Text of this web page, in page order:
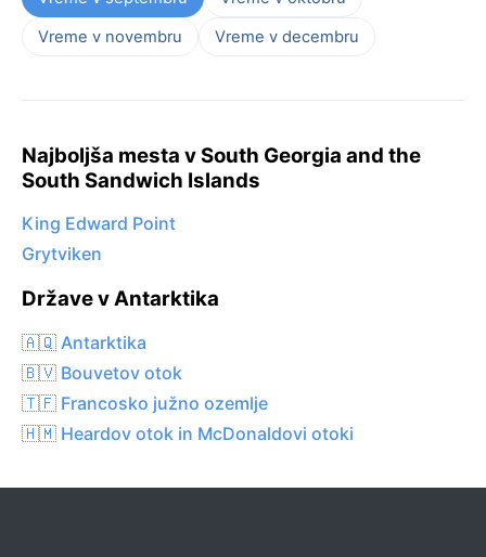
Vreme v novembru
Vreme v decembru
Najboljša mesta v South Georgia and the
South Sandwich Islands
King Edward Point
Grytviken
Države v Antarktika
🇦🇶 Antarktika
🇧🇻 Bouvetov otok
🇹🇫 Francosko južno ozemlje
🇭🇲 Heardov otok in McDonaldovi otoki